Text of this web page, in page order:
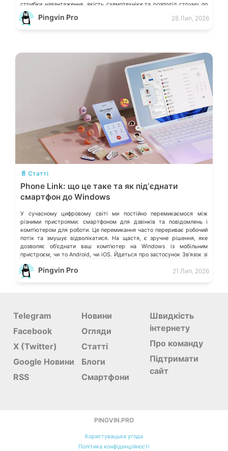
стрибки навантаження, якість схемотехніки та розподіл струму по
окремих лініях. Розберімо, які технічні параметри насправді
визначають надійність системи живлення та як правильно підібрати
Pingvin Pro 28 Лип, 2026
💬
📄 Статті
Phone Link: що це таке та як підʼєднати
смартфон до Windows
У сучасному цифровому світі ми постійно перемикаємося між
різними пристроями: смартфоном для дзвінків та повідомлень і
компʼютером для роботи. Це перемикання часто перериває робочий
потік та змушує відволікатися. На щастя, є зручне рішення, яке
дозволяє обʼєднати ваш компʼютер на Windows із мобільним
пристроєм, чи то Android, чи iOS. Йдеться про застосунок Звʼязок зі
смартфоном (Phone Link) від Microsoft, що перетворює ваш ПК на
своєрідний «міст» до функцій смартфона.
Pingvin Pro 21 Лип, 2026
Telegram
Facebook
X (Twitter)
Google Новини
RSS
Новини
Огляди
Статті
Блоги
Смартфони
Швидкість
інтернету
Про команду
Підтримати
сайт
PINGVIN.PRO
Користувацька угода
Політика конфіденційності